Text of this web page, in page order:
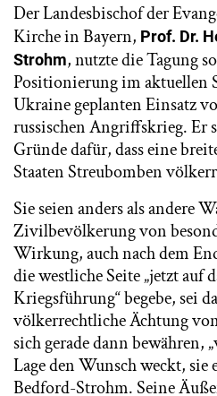
Der Landesbischof der
Kirche in Bayern, Prof. Dr.
Strohm, nutzte die Tagung
Positionierung im aktuellen
Ukraine geplanten Einsatz
russischen Angriffskrieg. Er
Gründe dafür, dass eine
Staaten Streubomben
Sie seien anders als andere
Zivilbevölkerung von
Wirkung, auch nach dem
die westliche Seite „jetzt auf
Kriegsführung“ begebe, sei
völkerrechtliche Ächtung
sich gerade dann bewähren,
Lage den Wunsch weckt, sie
Bedford-Strohm. Seine